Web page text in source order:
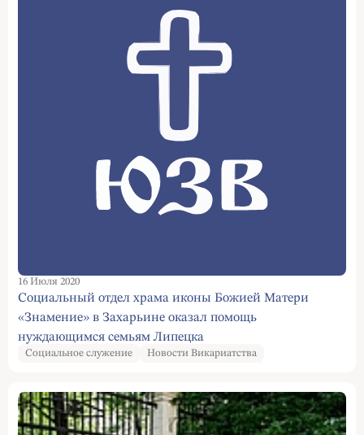
16 Июля 2020
Социальный отдел храма иконы Божией Матери
«Знамение» в Захарьине оказал помощь
нуждающимся семьям Липецка
Социальное служение Новости Викариатства